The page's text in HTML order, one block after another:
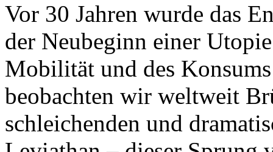
Vor 30 Jahren wurde das
der Neubeginn einer
Mobilität und des
beobachten wir weltweit
schleichenden und